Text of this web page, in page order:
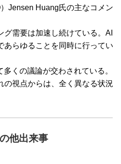
Jensen Huang氏の主なコメン
グ需要は加速し続けている。AI
あらゆることを同時に行ってい
くの議論が交わされている。
の視点からは、全く異なる状況
他出来事